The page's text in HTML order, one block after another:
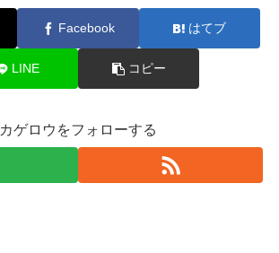
Facebook はてブ
LINE コピー
カゲロウをフォローする